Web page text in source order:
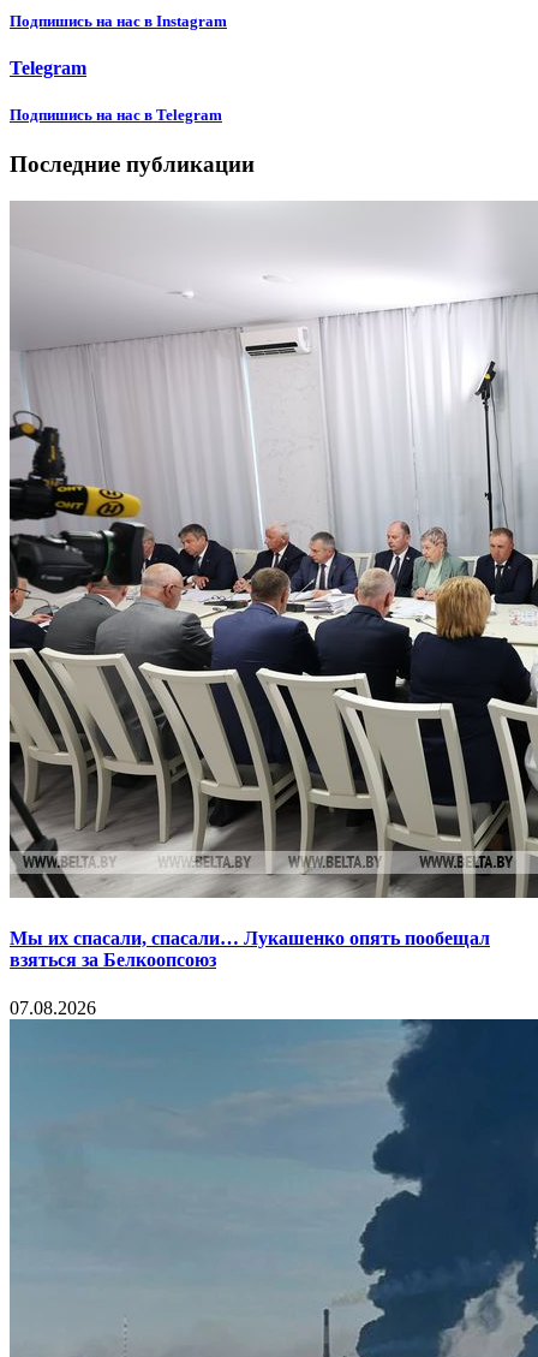
Подпишиcь на нас в Instagram
Telegram
Подпишиcь на нас в Telegram
Последние публикации
Мы их спасали, спасали… Лукашенко опять пообещал
взяться за Белкоопсоюз
07.08.2026